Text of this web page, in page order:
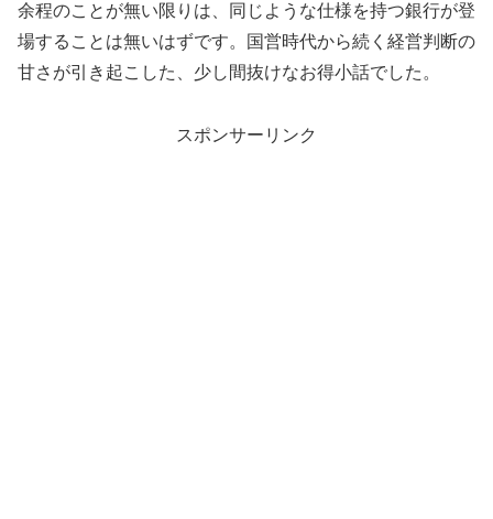
余程のことが無い限りは、同じような仕様を持つ銀行が登
場することは無いはずです。国営時代から続く経営判断の
甘さが引き起こした、少し間抜けなお得小話でした。
スポンサーリンク